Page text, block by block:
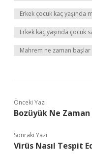
Erkek çocuk kaç yaşında
Erkek kaç yaşında çocuk
Mahrem ne zaman başlar
Önceki Yazı
Bozüyük Ne
Sonraki Yazı
Virüs Nasıl Tespit